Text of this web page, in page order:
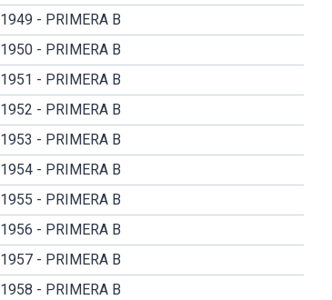
1949 - PRIMERA B
1950 - PRIMERA B
1951 - PRIMERA B
1952 - PRIMERA B
1953 - PRIMERA B
1954 - PRIMERA B
1955 - PRIMERA B
1956 - PRIMERA B
1957 - PRIMERA B
1958 - PRIMERA B